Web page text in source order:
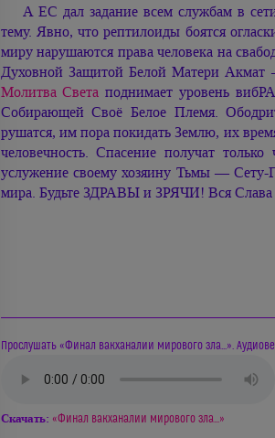
А ЕС дал задание всем службам в
тему. Явно, что рептилоиды боятся
миру нарушаются права человека на
Духовной Защитой Белой МатериАкмат
Молитва Света поднимает уровень
Собирающей Своё Белое Племя.
рушатся, им пора покидать Землю, их
человечность. Спасение получат
услужение своему хозяину Тьмы —
мира. Будьте ЗДРАВЫ и ЗРЯЧИ! Вся
Прослушать «Финал вакханалии мирового зла...».
Скачать: «Финал вакханалии мирового зла...»